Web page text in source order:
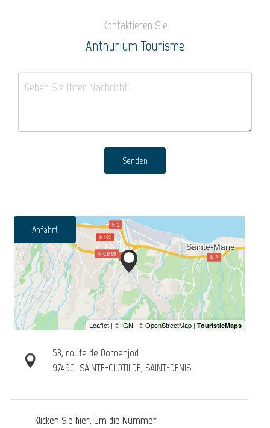
Kontaktieren Sie
Anthurium Tourisme
Senden
Anfahrt
53, route de Domenjod
97490 SAINTE-CLOTILDE, SAINT-DENIS
Klicken Sie hier, um die Nummer